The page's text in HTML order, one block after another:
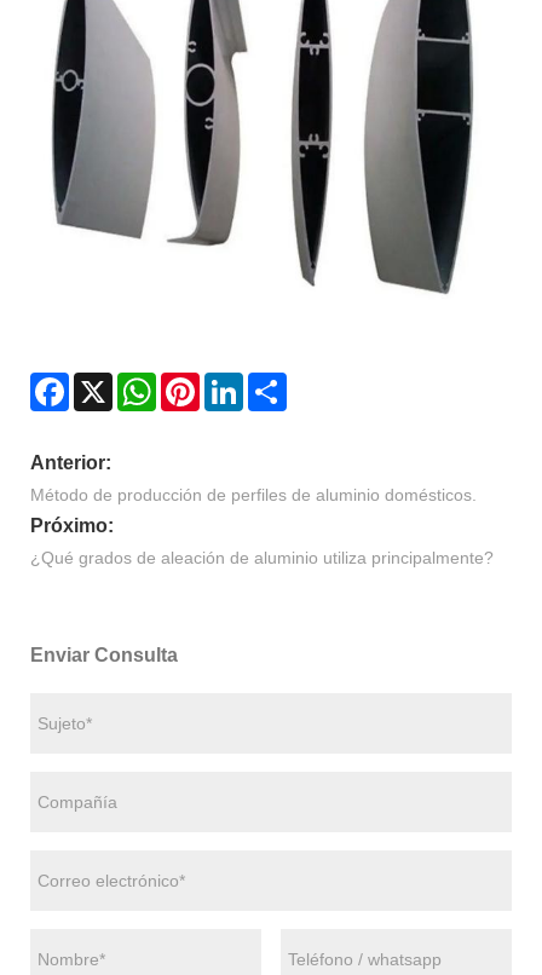
Facebook
X WhatsAppPinterestLinkedIn
Anterior:
Método de producción de perfiles de aluminio domésticos.
Próximo:
¿Qué grados de aleación de aluminio utiliza principalmente?
Enviar Consulta